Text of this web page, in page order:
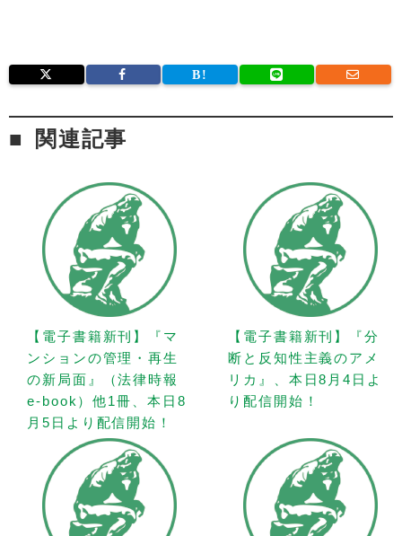
関連記事
【電子書籍新刊】『マ
ンションの管理・再生
の新局面』（法律時報
e-book）他1冊、本日8
月5日より配信開始！
【電子書籍新刊】『分
断と反知性主義のアメ
リカ』、本日8月4日よ
り配信開始！